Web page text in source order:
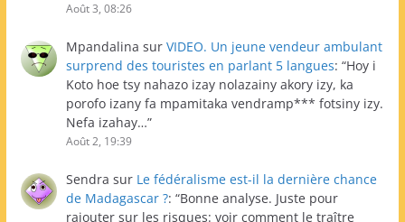
Août 3, 08:26
Mpandalina sur VIDEO. Un jeune vendeur ambulant
surprend des touristes en parlant 5 langues: “Hoy i
Koto hoe tsy nahazo izay nolazainy akory izy, ka
porofo izany fa mpamitaka vendramp*** fotsiny izy.
Nefa izahay…”
Août 2, 19:39
Sendra sur Le fédéralisme est-il la dernière chance
de Madagascar ?: “Bonne analyse. Juste pour
rajouter sur les risques: voir comment le traître